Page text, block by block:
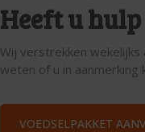
Heeft u
Wij verstrekken wekelijks
weten of u in
VOEDSELPAKKET